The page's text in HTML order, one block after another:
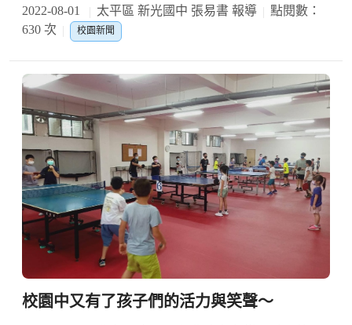
2022-08-01 太平區 新光國中 張易書 報導
點閱數：
630 次
校園新聞
校園中又有了孩子們的活力與笑聲～